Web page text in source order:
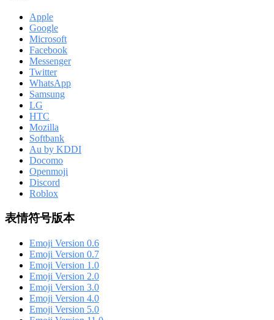
Apple
Google
Microsoft
Facebook
Messenger
Twitter
WhatsApp
Samsung
LG
HTC
Mozilla
Softbank
Au by KDDI
Docomo
Openmoji
Discord
Roblox
表情符号版本
Emoji Version 0.6
Emoji Version 0.7
Emoji Version 1.0
Emoji Version 2.0
Emoji Version 3.0
Emoji Version 4.0
Emoji Version 5.0